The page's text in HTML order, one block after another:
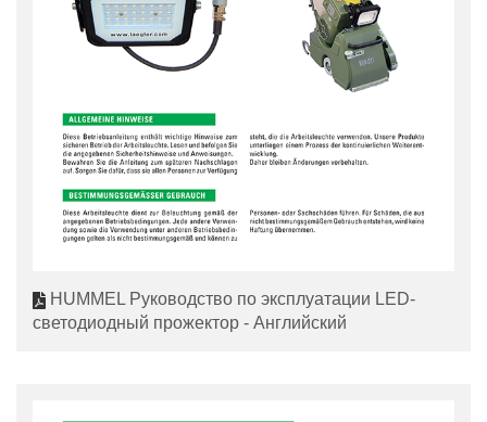
HUMMEL Руководство по эксплуатации LED-
светодиодный прожектор - Английский